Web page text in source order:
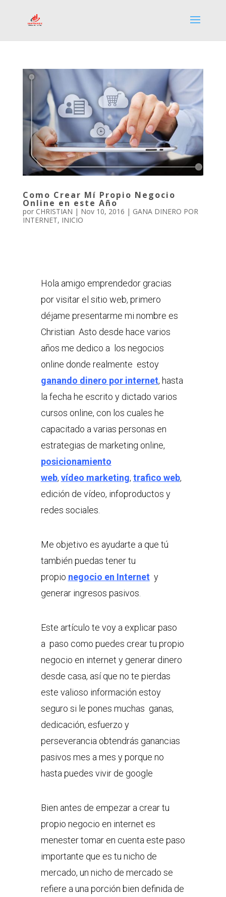
Como Crear Mí Propio Negocio
Online en este Año
por CHRISTIAN | Nov 10, 2016 | GANA DINERO POR
INTERNET, INICIO
Hola amigo emprendedor gracias
por visitar el sitio web, primero
déjame presentarme mi nombre es
Christian Asto desde hace varios
años me dedico a los negocios
online donde realmente estoy
ganando dinero por internet, hasta
la fecha he escrito y dictado varios
cursos online, con los cuales he
capacitado a varias personas en
estrategias de marketing online,
posicionamiento
web, vídeo marketing, trafico web,
edición de vídeo, infoproductos y
redes sociales.
Me objetivo es ayudarte a que tú
también puedas tener tu
propio negocio en Internet y
generar ingresos pasivos.
Este artículo te voy a explicar paso
a paso como puedes crear tu propio
negocio en internet y generar dinero
desde casa, así que no te pierdas
este valioso información estoy
seguro si le pones muchas ganas,
dedicación, esfuerzo y
perseverancia obtendrás ganancias
pasivos mes a mes y porque no
hasta puedes vivir de google
Bien antes de empezar a crear tu
propio negocio en internet es
menester tomar en cuenta este paso
importante que es tu nicho de
mercado, un nicho de mercado se
refiere a una porción bien definida de